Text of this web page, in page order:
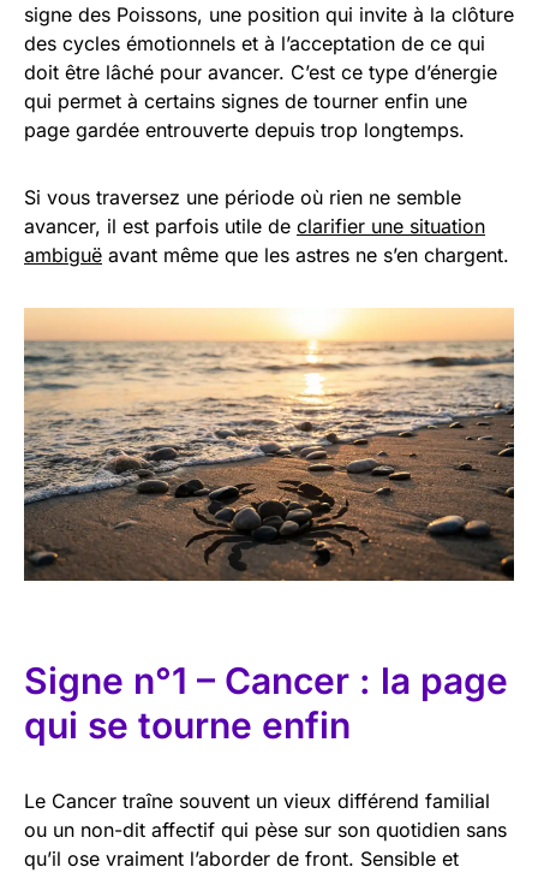
signe des Poissons, une position qui invite à la clôture
des cycles émotionnels et à l’acceptation de ce qui
doit être lâché pour avancer. C’est ce type d’énergie
qui permet à certains signes de tourner enfin une
page gardée entrouverte depuis trop longtemps.
Si vous traversez une période où rien ne semble
avancer, il est parfois utile de clarifier une situation
ambiguë avant même que les astres ne s’en chargent.
Signe n°1 – Cancer : la page
qui se tourne enfin
Le Cancer traîne souvent un vieux différend familial
ou un non-dit affectif qui pèse sur son quotidien sans
qu’il ose vraiment l’aborder de front. Sensible et